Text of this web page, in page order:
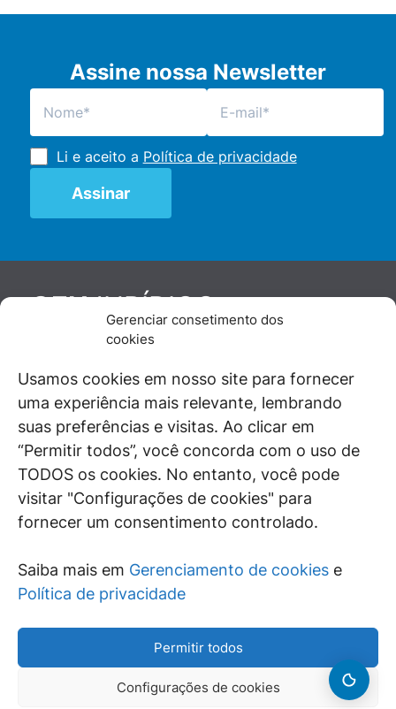
Gerenciar consetimento dos
cookies
Usamos cookies em nosso site para fornecer
uma experiência mais relevante, lembrando
suas preferências e visitas. Ao clicar em
“Permitir todos”, você concorda com o uso de
TODOS os cookies. No entanto, você pode
visitar "Configurações de cookies" para
fornecer um consentimento controlado.
Saiba mais em Gerenciamento de cookies e
Política de privacidade
Permitir todos
Configurações de cookies
Assine nossa Newsletter
Li e aceito a Política de privacidade
GENJURÍDICO
De maneira independente, os autores e
juristas e doutrinadores nacionais, se posicionam
diante de questões relevantes do cotidiano e
universo jurídico.
SIGA